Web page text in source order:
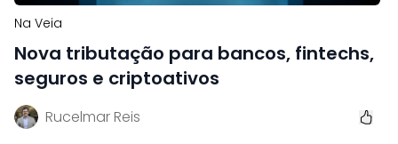
Na Veia
Nova tributação para bancos, fintechs,
seguros e criptoativos
Rucelmar Reis